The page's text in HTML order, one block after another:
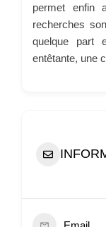
permet enfin
recherches
quelque part
entêtante, une